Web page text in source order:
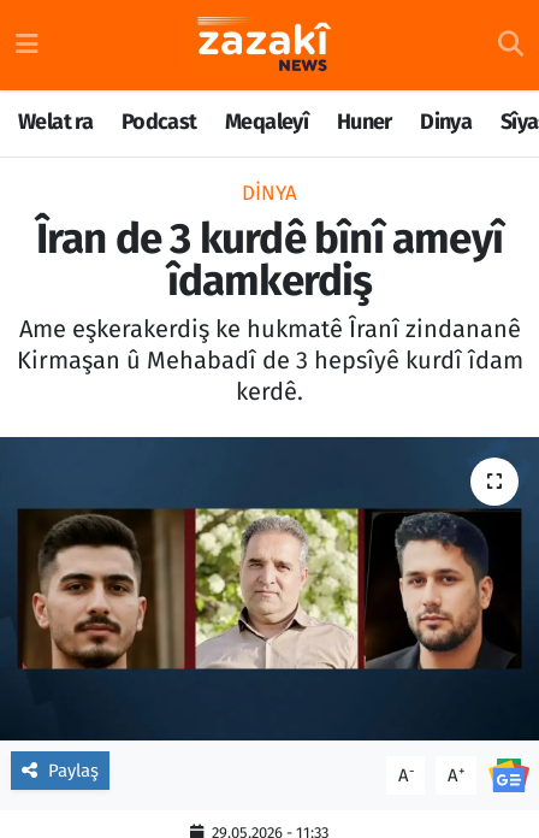
Welat ra Podcast Meqaleyî Huner Dinya
DINYA
Îran de 3 kurdê bînî ameyî
îdamkerdiş
Ame eşkerakerdiş ke hukmatê Îranî zindananê
Kirmaşan û Mehabadî de 3 hepsîyê kurdî îdam
kerdê.
Paylaş A- A+
29.05.2026 - 11:33
Welat ra
Podcast
Dinya
Têkilî
Nöbetçi Eczaneler
Hava Durumu
Trafik Durumu
Süper Lig Puan Durumu ve Fikstür
Haber Arşivi